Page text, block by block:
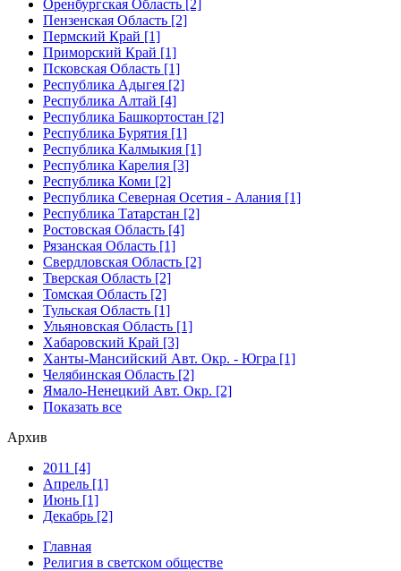
Оренбургская Область [2]
Пензенская Область [2]
Пермский Край [1]
Приморский Край [1]
Псковская Область [1]
Республика Адыгея [2]
Республика Алтай [4]
Республика Башкортостан [2]
Республика Бурятия [1]
Республика Калмыкия [1]
Республика Карелия [3]
Республика Коми [2]
Республика Северная Осетия - Алания [1]
Республика Татарстан [2]
Ростовская Область [4]
Рязанская Область [1]
Свердловская Область [2]
Тверская Область [2]
Томская Область [2]
Тульская Область [1]
Ульяновская Область [1]
Хабаровский Край [3]
Ханты-Мансийский Авт. Окр. - Югра [1]
Челябинская Область [2]
Ямало-Ненецкий Авт. Окр. [2]
Показать все
Архив
2011 [4]
Апрель [1]
Июнь [1]
Декабрь [2]
Главная
Религия в светском обществе